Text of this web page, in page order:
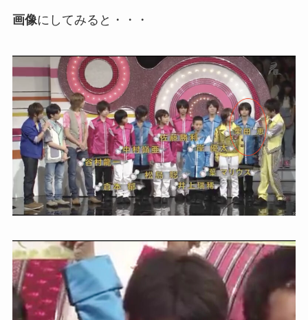
画像にしてみると・・・